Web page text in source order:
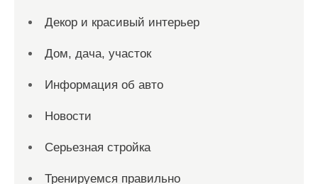
Декор и красивый интерьер
Дом, дача, участок
Информация об авто
Новости
Серьезная стройка
Тренируемся правильно